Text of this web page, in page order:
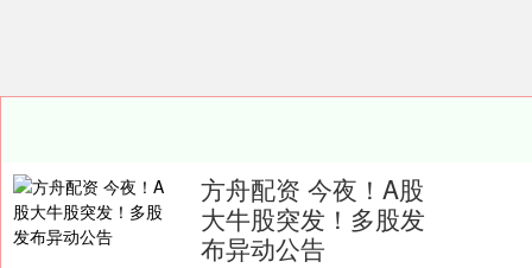
方舟配资 今夜！A股
大牛股突发！多股发
布异动公告